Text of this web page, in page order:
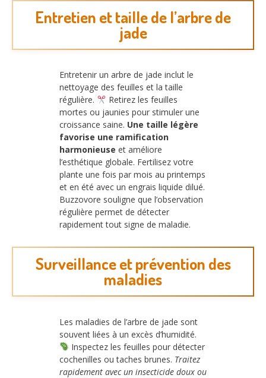
Entretien et taille de l’arbre de
jade
Entretenir un arbre de jade inclut le
nettoyage des feuilles et la taille
régulière.
Retirez les feuilles
mortes ou jaunies pour stimuler une
croissance saine. Une taille légère
favorise une ramification
harmonieuse et améliore
l’esthétique globale. Fertilisez votre
plante une fois par mois au printemps
et en été avec un engrais liquide dilué.
Buzzovore souligne que l’observation
régulière permet de détecter
rapidement tout signe de maladie.
Surveillance et prévention des
maladies
Les maladies de l’arbre de jade sont
souvent liées à un excès d’humidité.
Inspectez les feuilles pour détecter
cochenilles ou taches brunes. Traitez
rapidement avec un insecticide doux ou